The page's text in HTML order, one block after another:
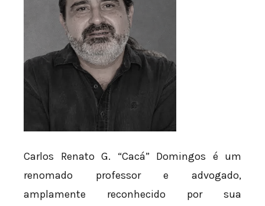
Carlos Renato G. “Cacá” Domingos é um
renomado professor e advogado,
amplamente reconhecido por sua